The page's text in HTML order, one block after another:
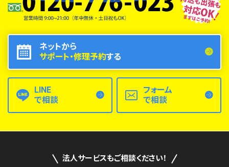
ネットから
サポート・修理予約する
LINE
で相談
フォーム
で相談
法人サービスもご相談ください！